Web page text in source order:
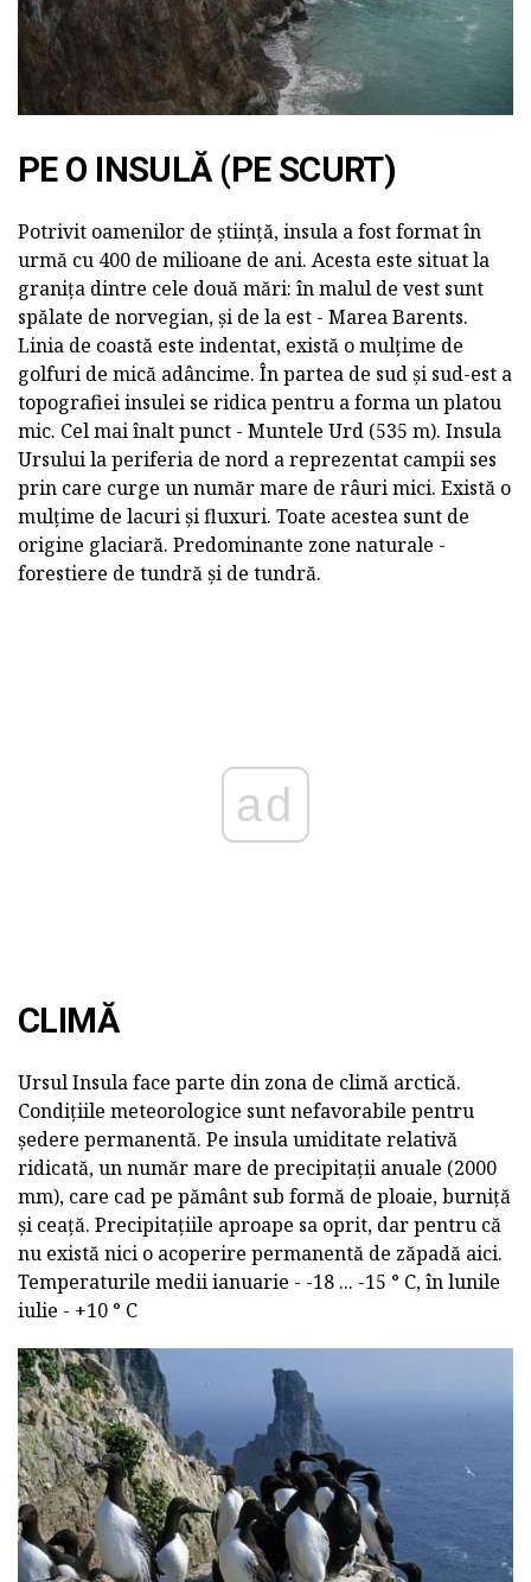
PE O INSULĂ (PE SCURT)
Potrivit oamenilor de știință, insula a fost format în
urmă cu 400 de milioane de ani. Acesta este situat la
granița dintre cele două mări: în malul de vest sunt
spălate de norvegian, și de la est - Marea Barents.
Linia de coastă este indentat, există o mulțime de
golfuri de mică adâncime. În partea de sud și sud-est a
topografiei insulei se ridica pentru a forma un platou
mic. Cel mai înalt punct - Muntele Urd (535 m). Insula
Ursului la periferia de nord a reprezentat campii ses
prin care curge un număr mare de râuri mici. Există o
mulțime de lacuri și fluxuri. Toate acestea sunt de
origine glaciară. Predominante zone naturale -
forestiere de tundră și de tundră.
ad
CLIMĂ
Ursul Insula face parte din zona de climă arctică.
Condițiile meteorologice sunt nefavorabile pentru
ședere permanentă. Pe insula umiditate relativă
ridicată, un număr mare de precipitații anuale (2000
mm), care cad pe pământ sub formă de ploaie, burniță
și ceață. Precipitațiile aproape sa oprit, dar pentru că
nu există nici o acoperire permanentă de zăpadă aici.
Temperaturile medii ianuarie - -18 ... -15 ° C, în lunile
iulie - +10 ° C